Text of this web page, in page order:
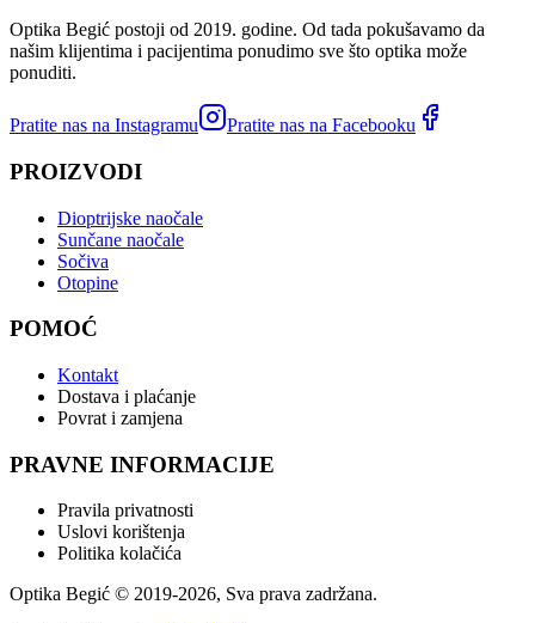
Optika Begić postoji od 2019. godine. Od tada pokušavamo da
našim klijentima i pacijentima ponudimo sve što optika može
ponuditi.
Pratite nas na Instagramu Pratite nas na Facebooku
PROIZVODI
Dioptrijske naočale
Sunčane naočale
Sočiva
Otopine
POMOĆ
Kontakt
Dostava i plaćanje
Povrat i zamjena
PRAVNE INFORMACIJE
Pravila privatnosti
Uslovi korištenja
Politika kolačića
Optika Begić © 2019-2026, Sva prava zadržana.